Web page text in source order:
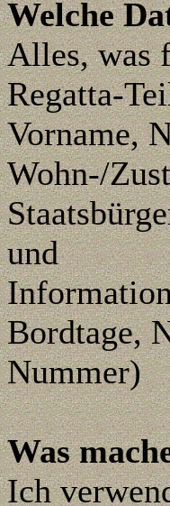
Welche
Alles, was
Regatta-
Vorname,
Wohn-/
und
Bordtage,
Nummer)
Was
Ich